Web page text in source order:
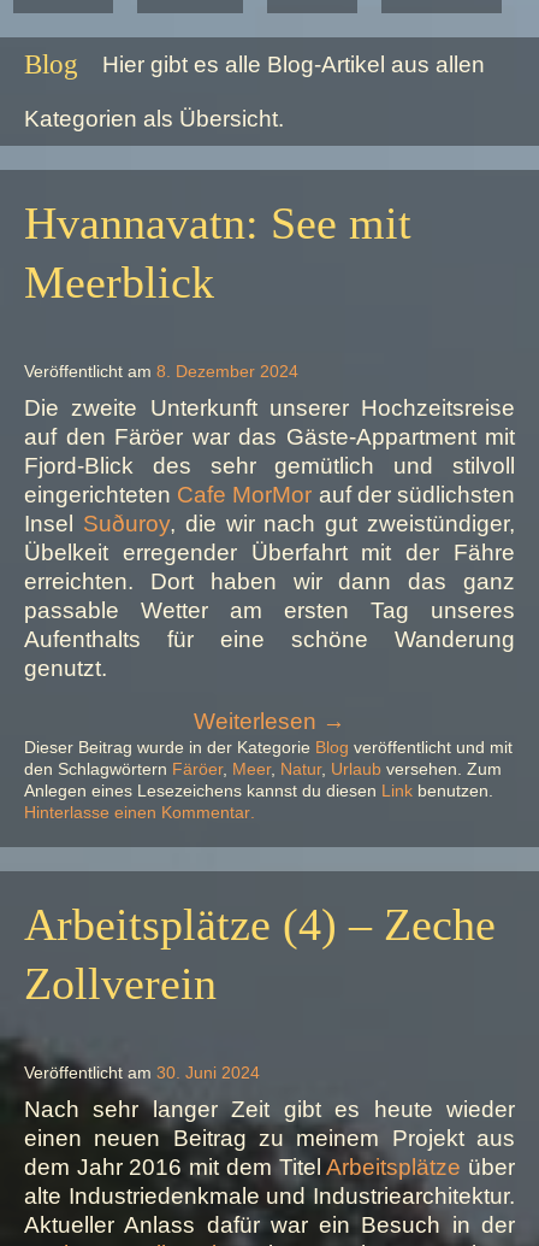
Blog Hier gibt es alle Blog-Artikel aus allen
Kategorien als Übersicht.
Hvannavatn: See mit
Meerblick
Veröffentlicht am 8. Dezember 2024
Die zweite Unterkunft unserer Hochzeitsreise
auf den Färöer war das Gäste-Appartment mit
Fjord-Blick des sehr gemütlich und stilvoll
eingerichteten Cafe MorMor auf der südlichsten
Insel Suðuroy, die wir nach gut zweistündiger,
Übelkeit erregender Überfahrt mit der Fähre
erreichten. Dort haben wir dann das ganz
passable Wetter am ersten Tag unseres
Aufenthalts für eine schöne Wanderung
genutzt.
Weiterlesen „Hvannavatn:
See
mit
→
Dieser Beitrag wurde in der Kategorie Blog veröffentlicht und mit
den Schlagwörtern Färöer, Meer, Natur, Urlaub versehen. Zum
Anlegen eines Lesezeichens kannst du diesen Link benutzen.
Hinterlasse einen Kommentarzu
mit
Arbeitsplätze (4) – Zeche
Zollverein
Veröffentlicht am 30. Juni 2024
Nach sehr langer Zeit gibt es heute wieder
einen neuen Beitrag zu meinem Projekt aus
dem Jahr 2016 mit dem TitelArbeitsplätze über
alte Industriedenkmale und Industriearchitektur.
Aktueller Anlass dafür war ein Besuch in der